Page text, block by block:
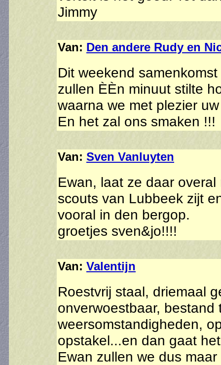
Jimmy
Van: Den andere Rudy en
Dit weekend
zullen ÈÈn minuut stilte
waarna we met plezier
En het zal ons smaken !!!
Van: Sven Vanluyten
Ewan, laat ze daar
scouts van Lubbeek zijt
vooral in den bergop.
groetjes sven&jo!!!!
Van: Valentijn
Roestvrij staal, driemaal
onverwoestbaar, bestand
weersomstandigheden,
opstakel...en dan gaat
Ewan zullen we dus